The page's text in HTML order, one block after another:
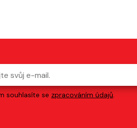
souhlasíte se zpracováním údajů.